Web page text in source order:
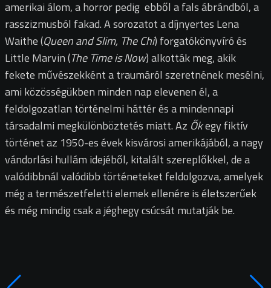
amerikai álom, a horror pedig ebből a fals ábrándból, a
rasszizmusból fakad. A sorozatot a díjnyertes Lena
Waithe (Queen and Slim, The Chi) forgatókönyvíró és
Little Marvin (The Time is Now) alkották meg, akik
fekete művészekként a traumáról szeretnének mesélni,
ami közösségükben minden nap elevenen él, a
feldolgozatlan történelmi háttér és a mindennapi
társadalmi megkülönböztetés miatt. Az Őkegy fiktív
történet az 1950-es évek kisvárosi amerikájából, a nagy
vándorlási hullám idejéből, kitalált szereplőkkel, de a
valódibbnál valódibb történeteket feldolgozva, amelyek
még a természetfeletti elemek ellenére is életszerűek
és még mindig csak a jéghegy csúcsát mutatják be.